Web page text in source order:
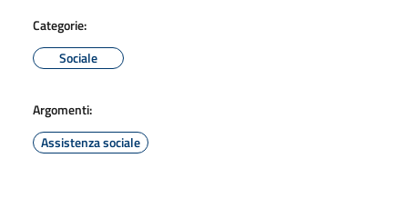
Categorie:
Sociale
Argomenti:
Assistenza sociale